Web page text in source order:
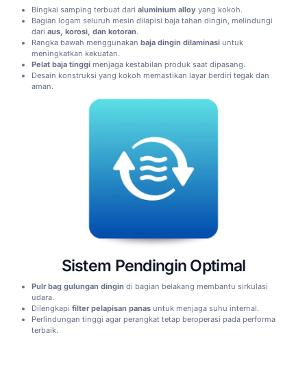
Bingkai samping terbuat darialuminium alloy yang kokoh.
Bagian logam seluruh mesin dilapisi baja tahan dingin, melindungi
dariaus, korosi, dan kotoran.
Rangka bawah menggunakanbaja dingin dilaminasi untuk
meningkatkan kekuatan.
Pelat baja tinggi menjaga kestabilan produk saat dipasang.
Desain konstruksi yang kokoh memastikan layar berdiri tegak dan
aman.
Sistem Pendingin Optimal
Pulr bag gulungan dingin di bagian belakang membantu sirkulasi
udara.
Dilengkapifilter pelapisan panas untuk menjaga suhu internal.
Perlindungan tinggi agar perangkat tetap beroperasi pada performa
terbaik.